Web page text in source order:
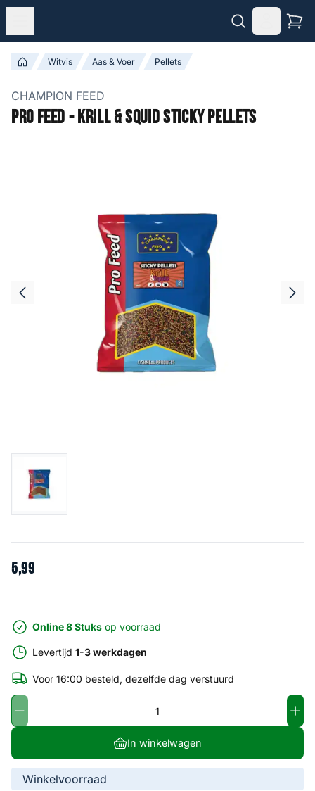
Witvis Aas & Voer Pellets
CHAMPION FEED
Pro Feed - Krill & Squid Sticky Pellets
5,99
Online 8 Stuks op voorraad
Levertijd 1-3 werkdagen
Voor 16:00 besteld, dezelfde dag verstuurd
In winkelwagen
Winkelvoorraad